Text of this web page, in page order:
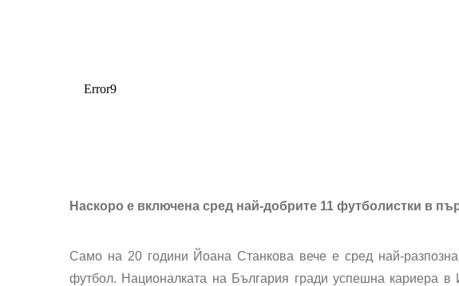
Наскоро е включена сред най-добрите 11 футболистки в
Само на 20 години Йоана Станкова вече е сред най-
футбол. Националката на България гради успешна кариера в